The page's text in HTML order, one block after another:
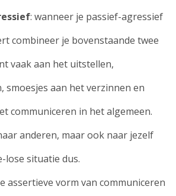
: wanneer je passief-agressief
combineer je bovenstaande twee
vaak aan het uitstellen,
smoesjes aan het verzinnen en
communiceren in het algemeen.
anderen, maar ook naar jezelf
lose situatie dus.
assertieve vorm van communiceren